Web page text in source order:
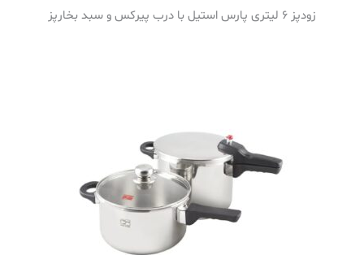
زودپز 6 لیتری پارس استیل با درب پیرکس و سبد بخارپز